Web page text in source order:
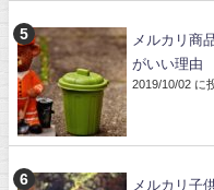
メルカリ商
がいい理由
2019/10/02 に
メルカリ子